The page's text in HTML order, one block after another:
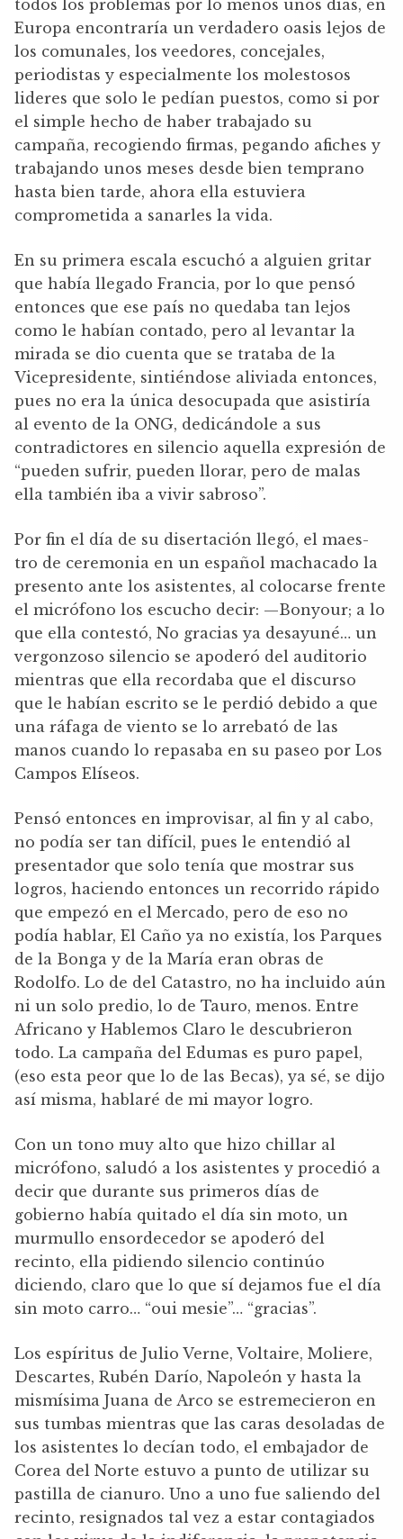
todos los problemas por lo menos unos días, en
Europa encontraría un verdadero oasis lejos de
los comunales, los veedores, concejales,
periodistas y especialmente los molestosos
lideres que solo le pedían puestos, como si por
el simple hecho de haber trabajado su
campaña, recogiendo firmas, pegando afiches y
trabajando unos meses desde bien temprano
hasta bien tarde, ahora ella estuviera
comprometida a sanarles la vida.
En su primera escala escuchó a alguien gritar
que había llegado Francia, por lo que pensó
entonces que ese país no quedaba tan lejos
como le habían contado, pero al levantar la
mirada se dio cuenta que se trataba de la
Vicepresidente, sintiéndose aliviada entonces,
pues no era la única desocupada que asistiría
al evento de la ONG, dedicándole a sus
contradictores en silencio aquella expresión de
“pueden sufrir, pueden llorar, pero de malas
ella también iba a vivir sabroso”.
Por fin el día de su disertación llegó, el maes-
tro de ceremonia en un español machacado la
presento ante los asistentes, al colocarse frente
el micrófono los escucho decir: —Bonyour; a lo
que ella contestó, No gracias ya desayuné… un
vergonzoso silencio se apoderó del auditorio
mientras que ella recordaba que el discurso
que le habían escrito se le perdió debido a que
una ráfaga de viento se lo arrebató de las
manos cuando lo repasaba en su paseo por Los
Campos Elíseos.
Pensó entonces en improvisar, al fin y al cabo,
no podía ser tan difícil, pues le entendió al
presentador que solo tenía que mostrar sus
logros, haciendo entonces un recorrido rápido
que empezó en el Mercado, pero de eso no
podía hablar, El Caño ya no existía, los Parques
de la Bonga y de la María eran obras de
Rodolfo. Lo de del Catastro, no ha incluido aún
ni un solo predio, lo de Tauro, menos. Entre
Africano y Hablemos Claro le descubrieron
todo. La campaña del Edumas es puro papel,
(eso esta peor que lo de las Becas), ya sé, se dijo
así misma, hablaré de mi mayor logro.
Con un tono muy alto que hizo chillar al
micrófono, saludó a los asistentes y procedió a
decir que durante sus primeros días de
gobierno había quitado el día sin moto, un
murmullo ensordecedor se apoderó del
recinto, ella pidiendo silencio continúo
diciendo, claro que lo que sí dejamos fue el día
sin moto carro… “oui mesie”… “gracias”.
Los espíritus de Julio Verne, Voltaire, Moliere,
Descartes, Rubén Darío, Napoleón y hasta la
mismísima Juana de Arco se estremecieron en
sus tumbas mientras que las caras desoladas de
los asistentes lo decían todo, el embajador de
Corea del Norte estuvo a punto de utilizar su
pastilla de cianuro. Uno a uno fue saliendo del
recinto, resignados tal vez a estar contagiados